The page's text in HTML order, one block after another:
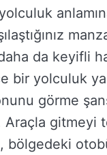
da keyifli
bir yolculuk
görme
Araçla gitmeyi
bölgedeki